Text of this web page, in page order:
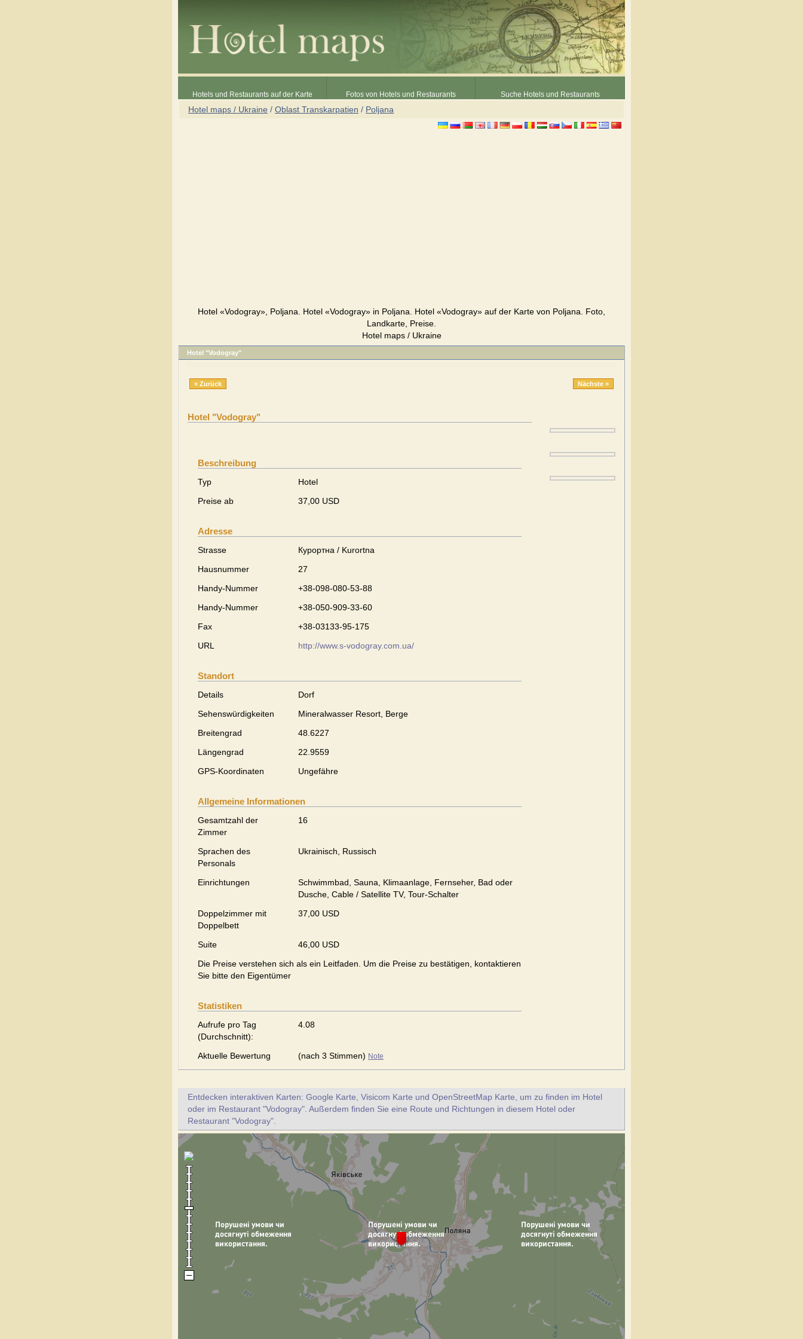
Hotels und Restaurants auf der Karte Fotos von Hotels und Restaurants Suche Hotels und Restaurants
Hotel maps / Ukraine / Oblast Transkarpatien / Poljana
Hotel «Vodogray», Poljana. Hotel «Vodogray» in Poljana. Hotel «Vodogray» auf der Karte von Poljana. Foto,
Landkarte, Preise.
Hotel maps / Ukraine
Hotel "Vodogray"
« Zurück Nächste »
Hotel "Vodogray"
Beschreibung
Typ
Hotel
Preise ab
37,00 USD
Adresse
Strasse
Курортна / Kurortna
Hausnummer
27
Handy-Nummer
+38-098-080-53-88
Handy-Nummer
+38-050-909-33-60
Fax
+38-03133-95-175
URL
http://www.s-vodogray.com.ua/
Standort
Details
Dorf
Sehenswürdigkeiten
Mineralwasser Resort, Berge
Breitengrad
48.6227
Längengrad
22.9559
GPS-Koordinaten
Ungefähre
Allgemeine Informationen
Gesamtzahl der
Zimmer
16
Sprachen des
Personals
Ukrainisch, Russisch
Einrichtungen
Schwimmbad, Sauna, Klimaanlage, Fernseher, Bad oder
Dusche, Cable / Satellite TV, Tour-Schalter
Doppelzimmer mit
Doppelbett
37,00 USD
Suite
46,00 USD
Die Preise verstehen sich als ein Leitfaden. Um die Preise zu bestätigen, kontaktieren
Sie bitte den Eigentümer
Statistiken
Aufrufe pro Tag
(Durchschnitt):
4.08
Aktuelle Bewertung (nach 3 Stimmen) Note
Entdecken interaktiven Karten: Google Karte, Visicom Karte und OpenStreetMap Karte, um zu finden im Hotel
oder im Restaurant "Vodogray". Außerdem finden Sie eine Route und Richtungen in diesem Hotel oder
Restaurant "Vodogray".